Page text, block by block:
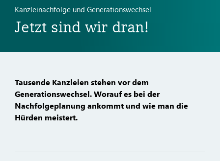
Kanzleinachfolge und Generationswechsel
Jetzt sind wir dran!
Tausende Kanzleien stehen vor dem
Generationswechsel. Worauf es bei der
Nachfolgeplanung ankommt und wie man die
Hürden meistert.